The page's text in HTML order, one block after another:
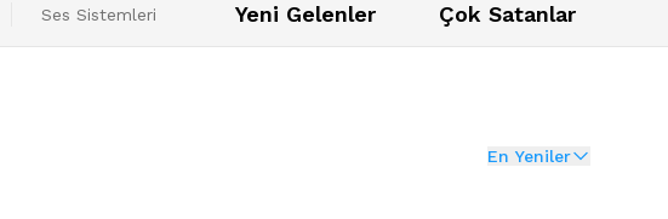
Ses Sistemleri Yeni Gelenler Çok Satanlar
En Yeniler